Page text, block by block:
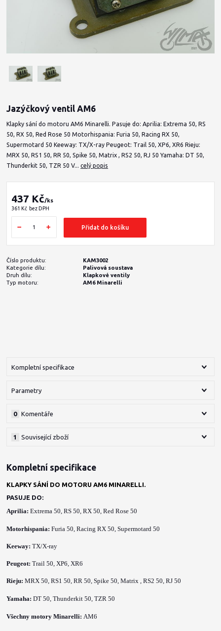
Jazýčkový ventil AM6
Klapky sání do motoru AM6 Minarelli. Pasuje do: Aprilia: Extrema 50, RS
50, RX 50, Red Rose 50 Motorhispania: Furia 50, Racing RX 50,
Supermotard 50 Keeway: TX/X-ray Peugeot: Trail 50, XP6, XR6 Rieju:
MRX 50, RS1 50, RR 50, Spike 50, Matrix , RS2 50, RJ 50 Yamaha: DT 50,
Thunderkit 50, TZR 50 V...celý popis
437 Kč/ks
361 Kč bez DPH
Přidat do košíku
Číslo produktu:
KAM3002
Kategorie dílu:
Palivová soustava
Druh dílu:
Klapkové ventily
Typ motoru:
AM6 Minarelli
Kompletní specifikace
Parametry
Komentáře
0
Související zboží
1
Kompletní specifikace
KLAPKY SÁNÍ DO MOTORU AM6 MINARELLI.
PASUJE DO:
Aprilia: Extrema 50,RS 50 , RX 50,Red Rose 50
Motorhispania: Furia 50,Racing RX 50,Supermotard 50
Keeway: TX/X-ray
Peugeot: Trail 50,XP6,XR6
Rieju: MRX 50 , RS1 50 , RR 50 , Spike 50,Matrix , RS2 50, RJ 50
Yamaha: DT 50,Thunderkit 50,TZR 50
Všechny motory Minarelli: AM6